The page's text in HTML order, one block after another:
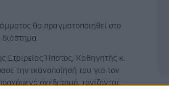
θα πραγματοποιηθεί στο
Εταιρείας Ήπατος, Καθηγητής κ.
την ικανοποίησή του για τον
σχεδιασμό, τονίζοντας